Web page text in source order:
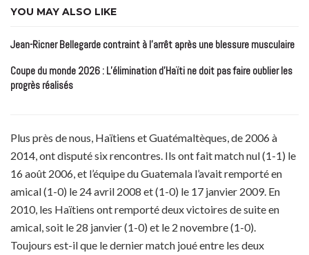
YOU MAY ALSO LIKE
Jean-Ricner Bellegarde contraint à l’arrêt après une blessure musculaire
Coupe du monde 2026 : L’élimination d’Haïti ne doit pas faire oublier les
progrès réalisés
Plus près de nous, Haïtiens et Guatémaltèques, de 2006 à
2014, ont disputé six rencontres. Ils ont fait match nul (1-1) le
16 août 2006, et l’équipe du Guatemala l’avait remporté en
amical (1-0) le 24 avril 2008 et (1-0) le 17 janvier 2009. En
2010, les Haïtiens ont remporté deux victoires de suite en
amical, soit le 28 janvier (1-0) et le 2 novembre (1-0).
Toujours est-il que le dernier match joué entre les deux